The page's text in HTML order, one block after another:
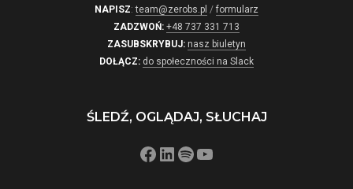
NAPISZ:team@zerobs.pl / formularz
ZADZWOŃ: +48 737 331 713
ZASUBSKRYBUJ: nasz biuletyn
DOŁĄCZ: do społeczności na Slack
ŚLEDŹ, OGLĄDAJ, SŁUCHAJ
Facebook
LinkedIn
Spotify
YouTube